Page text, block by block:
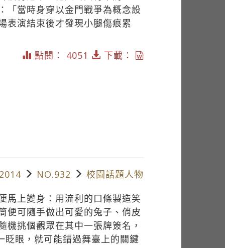
「當時身穿以金門戰爭為概念設
表演結束後才發現小腿傷痕累
點閱： 4051 下載：
NO.932
校園話題人物
馬上變身：用流利的口條製造笑
便可隨手做出可愛的兔子、俏皮
挑個觀眾在其中一張牌簽名，
眼，就可能錯過舞臺上的關鍵